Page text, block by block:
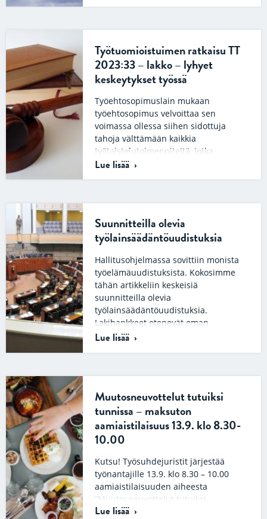
Työtuomioistuimen ratkaisu TT
2023:33 – lakko – lyhyet
keskeytykset työssä
Työehtosopimuslain mukaan
työehtosopimus velvoittaa sen
voimassa ollessa siihen sidottuja
tahoja välttämään kaikkia
työtaistelutoimenpiteitä, jotka
kohdistuvat työehtosopimukseen
Lue lisää
Suunnitteilla olevia
työlainsäädäntöuudistuksia
Hallitusohjelmassa sovittiin monista
työelämäuudistuksista. Kokosimme
tähän artikkeliin keskeisiä
suunnitteilla olevia
työlainsäädäntöuudistuksia.
Lakihankkeet etenevät oman
aikataulunsa mukaisesti ja mikään
Lue lisää
Muutosneuvottelut tutuiksi
tunnissa – maksuton
aamiaistilaisuus 13.9. klo 8.30-
10.00
Kutsu! Työsuhdejuristit järjestää
työnantajille 13.9. klo 8.30 – 10.00
aamiaistilaisuuden aiheesta
”Muutosneuvottelut tutuiksi
tunnissa”. Juristimme kertovat
Lue lisää